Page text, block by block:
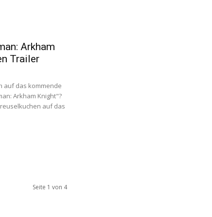
Arkham
Trailer
auf das kommende
Arkham Knight"?
auf das
Seite 1 von 4